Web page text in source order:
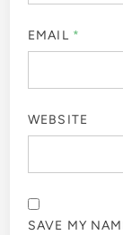
EMAIL *
WEBSITE
SAVE MY